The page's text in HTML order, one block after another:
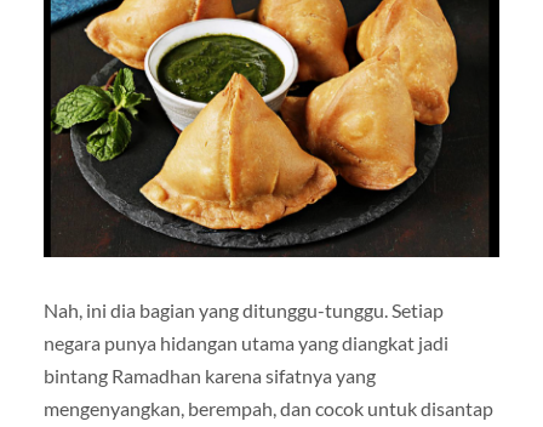
Nah, ini dia bagian yang ditunggu-tunggu. Setiap
negara punya hidangan utama yang diangkat jadi
bintang Ramadhan karena sifatnya yang
mengenyangkan, berempah, dan cocok untuk disantap